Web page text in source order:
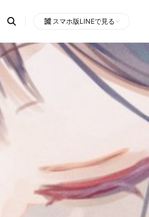
Search
OpenChats
messages
search
area
スマホ版LINEで見る